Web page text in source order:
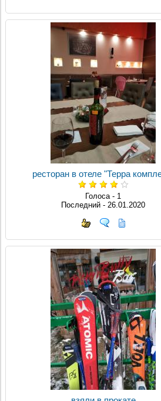
ресторан в отеле "Терра
Голоса - 1
Последний - 26.01.2020